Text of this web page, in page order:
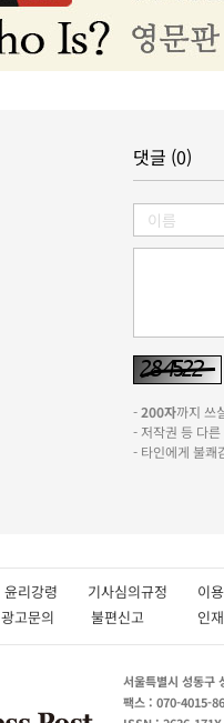
댓글 (0)
-200자까지 쓰
- 저작권 등 다
- 타인에게 불쾌
윤리강령 기사심의규정 이
광고문의 불편신고 인
서울특별시 성동구
팩스 : 070-4015-